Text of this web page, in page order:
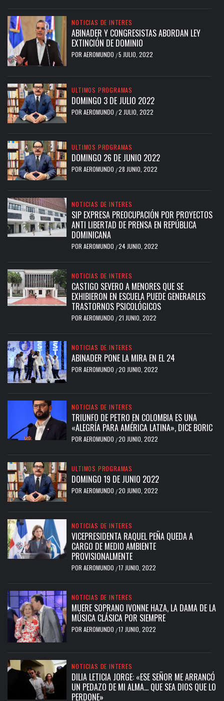
NOTICIAS DE INTERES
ABINADER Y CONGRESISTAS ABORDAN LEY
EXTINCIÓN DE DOMINIO
POR AEROMUNDO /5 JULIO, 2022
ULTIMOS PROGRAMAS
DOMINGO 3 DE JULIO 2022
POR AEROMUNDO /2 JULIO, 2022
ULTIMOS PROGRAMAS
DOMINGO 26 DE JUNIO 2022
POR AEROMUNDO /28 JUNIO, 2022
NOTICIAS DE INTERES
SIP EXPRESA PREOCUPACIÓN POR PROYECTOS
ANTI LIBERTAD DE PRENSA EN REPÚBLICA
DOMINICANA
POR AEROMUNDO /24 JUNIO, 2022
NOTICIAS DE INTERES
CASTIGO SEVERO A MENORES QUE SE
EXHIBIERON EN ESCUELA PUEDE GENERARLES
TRASTORNOS PSICOLÓGICOS
POR AEROMUNDO /21 JUNIO, 2022
NOTICIAS DE INTERES
ABINADER PONE LA MIRA EN EL 24
POR AEROMUNDO /20 JUNIO, 2022
NOTICIAS DE INTERES
TRIUNFO DE PETRO EN COLOMBIA ES UNA
«ALEGRÍA PARA AMÉRICA LATINA», DICE BORIC
POR AEROMUNDO /20 JUNIO, 2022
ULTIMOS PROGRAMAS
DOMINGO 19 DE JUNIO 2022
POR AEROMUNDO /20 JUNIO, 2022
NOTICIAS DE INTERES
VICEPRESIDENTA RAQUEL PEÑA QUEDA A
CARGO DE MEDIO AMBIENTE
PROVISIONALMENTE
POR AEROMUNDO /17 JUNIO, 2022
NOTICIAS DE INTERES
MUERE SOPRANO IVONNE HAZA, LA DAMA DE LA
MÚSICA CLÁSICA POR SIEMPRE
POR AEROMUNDO /17 JUNIO, 2022
NOTICIAS DE INTERES
DILIA LETICIA JORGE: «ESE SEÑOR ME ARRANCÓ
UN PEDAZO DE MI ALMA… QUE SEA DIOS QUE LO
PERDONE»